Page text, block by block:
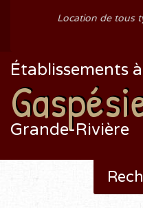
Location de tous
Établissements
Grande-Rivière